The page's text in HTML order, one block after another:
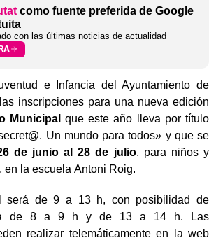
como fuente preferida de Google
con las últimas noticias de actualidad
e Infancia del Ayuntamiento de
inscripciones para una nueva edición
Municipal que este año lleva por título
Un mundo para todos» y que se
6de junio al28 de julio, para niños y
en la escuela Antoni Roig.
será de 9 a 13 h, con posibilidad de
de 8 a 9 h y de 13 a 14 h. Las
realizar telemáticamenteen la web